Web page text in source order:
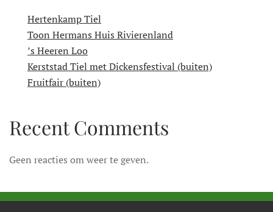
Hertenkamp Tiel
Toon Hermans Huis Rivierenland
’s Heeren Loo
Kerststad Tiel met Dickensfestival (buiten)
Fruitfair (buiten)
Recent Comments
Geen reacties om weer te geven.